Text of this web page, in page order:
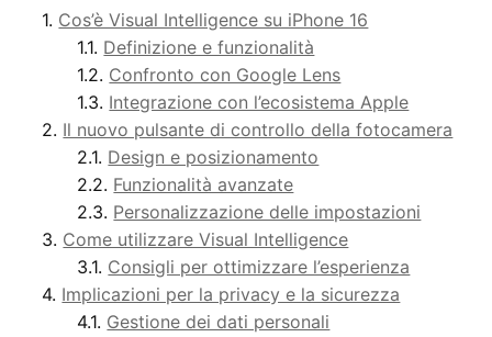
Cos’è Visual Intelligence su iPhone 16
Definizione e funzionalità
Confronto con Google Lens
Integrazione con l’ecosistema Apple
Il nuovo pulsante di controllo della fotocamera
Design e posizionamento
Funzionalità avanzate
Personalizzazione delle impostazioni
Come utilizzare Visual Intelligence
Consigli per ottimizzare l’esperienza
Implicazioni per la privacy e la sicurezza
Gestione dei dati personali